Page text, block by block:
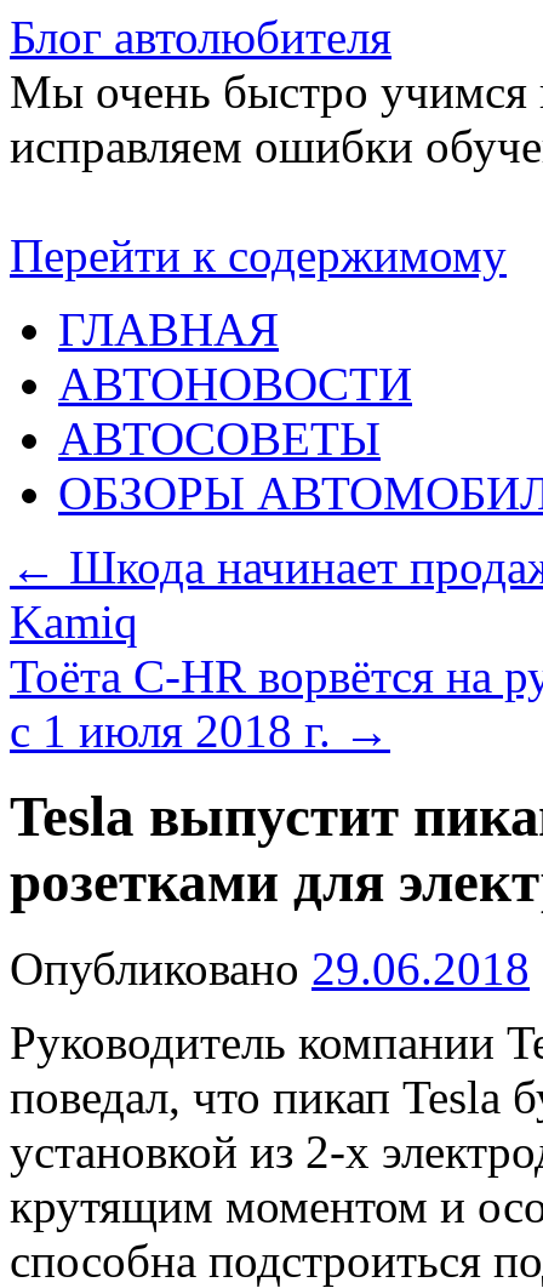
Блог автолюбителя
Мы очень быстро учимся
исправляем ошибки
Перейти к содержимому
ГЛАВНАЯ
АВТОНОВОСТИ
АВТОСОВЕТЫ
ОБЗОРЫ
← Шкода начинает
Kamiq
Тоёта C-HR ворвётся на
с 1 июля 2018 г. →
Tesla выпустит
розетками для
Опубликовано 29.06.2018
Руководитель компании
поведал, что пикап Tesla
установкой из 2-х
крутящим моментом и
способна подстроиться